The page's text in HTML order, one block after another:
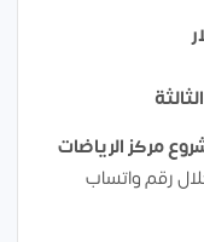
مركز الرياضات
رقم واتساب